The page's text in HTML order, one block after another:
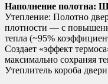
Наполнение полотна:
Утепление: Полотно
плотности — с
тепла (~95%
Создает «эффект
максимально сохраняя
Утеплитель короба